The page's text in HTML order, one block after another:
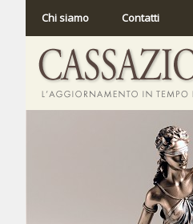
Chi siamo Contatti